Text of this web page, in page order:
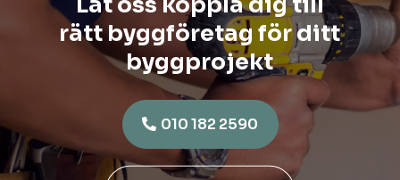
rätt byggföretag för ditt
byggprojekt
010 182 2590